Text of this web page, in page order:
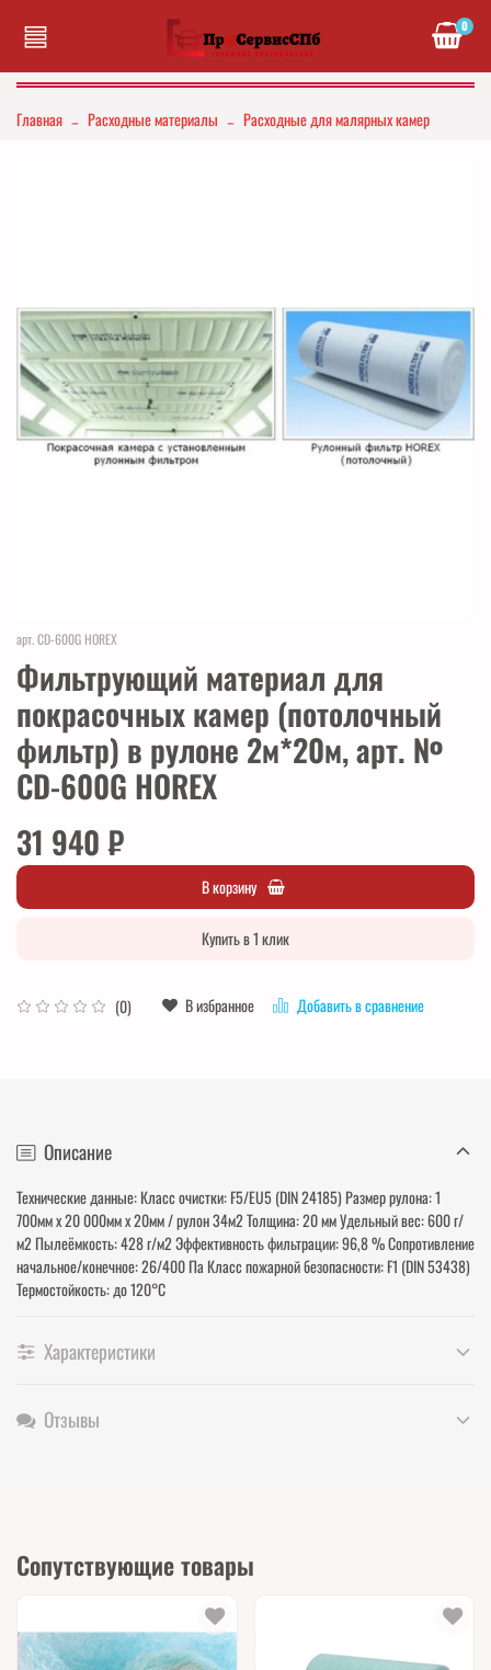
0
Главная Расходные материалы Расходные для малярных камер
арт.CD-600G HOREX
Фильтрующий материал для
покрасочных камер (потолочный
фильтр) в рулоне 2м*20м, арт. №
CD-600G HOREX
(0) В избранное Добавить в сравнение
31 940 ₽
В корзину
Купить в 1 клик
Описание
Технические данные: Класс очистки: F5/EU5 (DIN 24185) Размер рулона: 1
700мм х 20 000мм х 20мм / рулон 34м2 Толщина: 20 мм Удельный вес: 600 г/
м2 Пылеёмкость: 428 г/м2 Эффективность фильтрации: 96,8 % Сопротивление
начальное/конечное: 26/400 Па Класс пожарной безопасности: F1 (DIN 53438)
Термостойкость: до 120°С
Характеристики
Отзывы
Сопутствующие товары